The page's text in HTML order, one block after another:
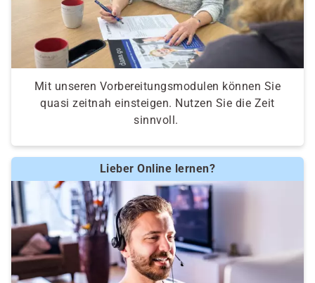
Mit unseren Vorbereitungsmodulen können Sie
quasi zeitnah einsteigen. Nutzen Sie die Zeit
sinnvoll.
Lieber Online lernen?